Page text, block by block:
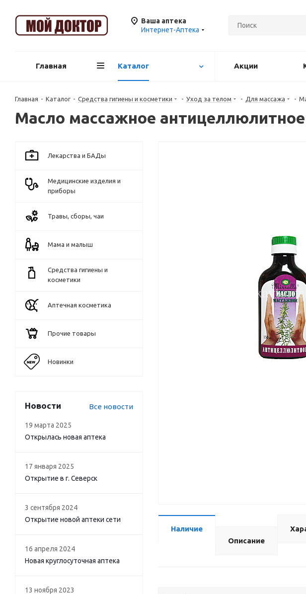
Ваша аптека
Интернет-Аптека
Главная Каталог Акции
Главная - Каталог - Средства гигиены и косметики - Уход за телом - Для массажа -
Масло массажное
Наличие
Описание
Лекарства и БАДы
Медицинские изделия и
приборы
Травы, сборы, чаи
Мама и малыш
Средства гигиены и
косметики
Аптечная косметика
Прочие товары
Новинки
Новости Все новости
19 марта 2025
Открылась новая аптека
17 января 2025
Открытие в г. Северск
3 сентября 2024
Открытие новой аптеки сети
16 апреля 2024
Новая круглосуточная аптека
13 ноября 2023